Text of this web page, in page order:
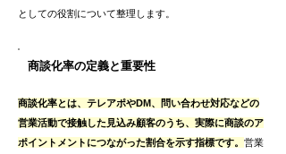
としての役割について整理します。
商談化率の定義と重要性
商談化率とは、テレアポやDM、問い合わせ対応などの
営業活動で接触した見込み顧客のうち、実際に商談のア
ポイントメントにつながった割合を示す指標です。 営業